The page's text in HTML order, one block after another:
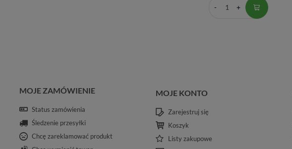
MOJE ZAMÓWIENIE
Status zamówienia
Śledzenie przesyłki
Chcę zareklamować produkt
MOJE KONTO
Zarejestruj się
Koszyk
Listy zakupowe